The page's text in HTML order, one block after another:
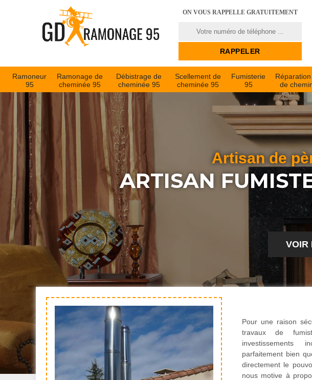
ON VOUS RAPPELLE GRATUITEMENT
Ramoneur
95
Ramonage de
cheminée 95
Débistrage de
cheminée 95
Scellement de
cheminée 95
Fumisterie
95
de
Artisan de
ARTISAN
VOIR
Pour une raison
travaux de
investissements
parfaitement bien
directement le
nous motive à